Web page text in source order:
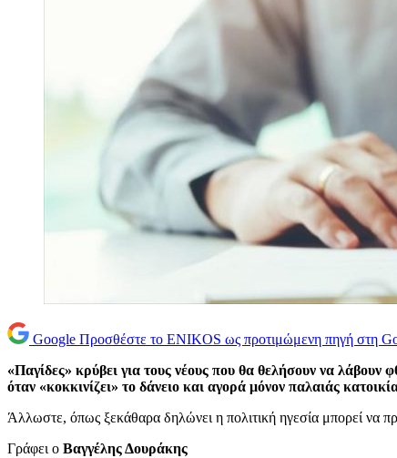
Google Προσθέστε το ENIKOS ως προτιμώμενη πηγή στη
«Παγίδες» κρύβει για τους νέους που θα θελήσουν να λάβουν
όταν «κοκκινίζει» το δάνειο και αγορά μόνον παλαιάς
Άλλωστε, όπως ξεκάθαρα δηλώνει η πολιτική ηγεσία μπορεί να
Γράφει ο Βαγγέλης Δουράκης